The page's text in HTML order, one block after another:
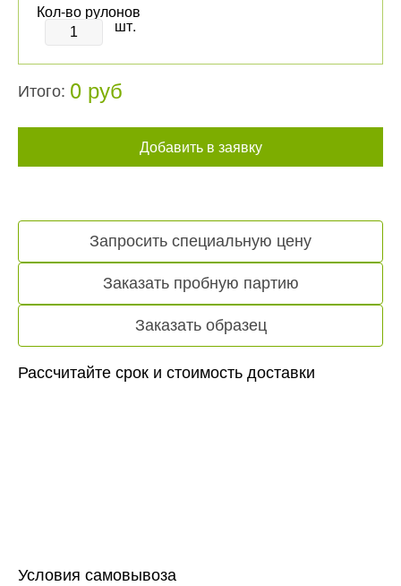
Кол-во рулонов
шт.
Итого: 0 руб
Добавить в заявку
Запросить специальную цену
Заказать пробную партию
Заказать образец
Рассчитайте срок и стоимость доставки
Условия самовывоза